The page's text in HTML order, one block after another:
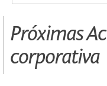
Próximas
corporativa